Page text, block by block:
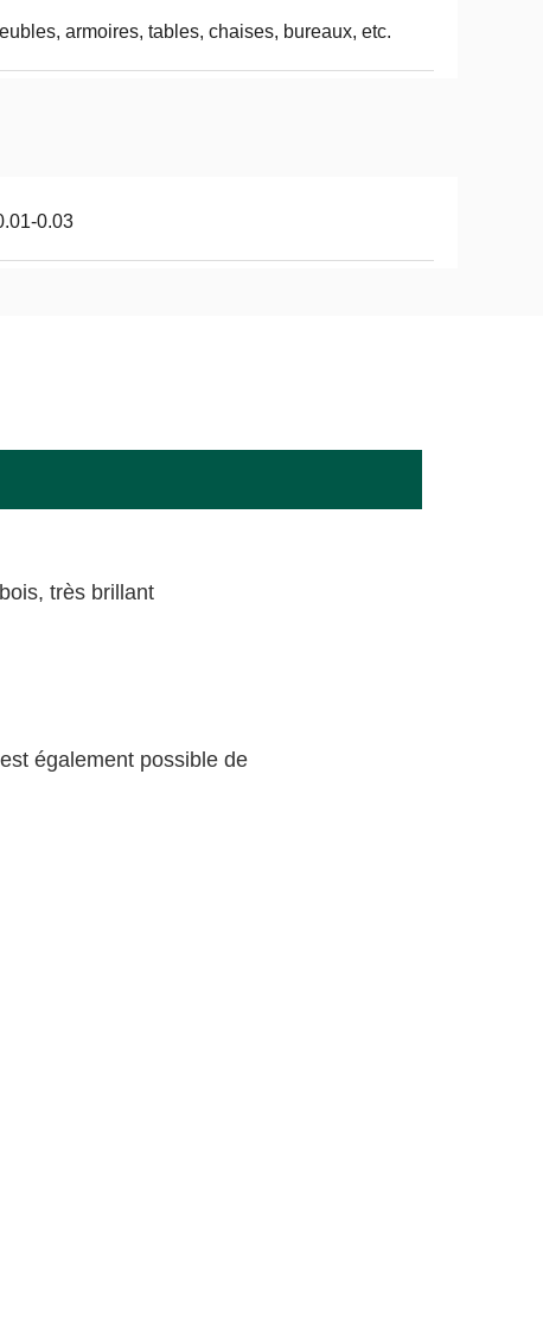
armoires, tables, chaises, bureaux, etc.
0.03
très brillant
également possible de